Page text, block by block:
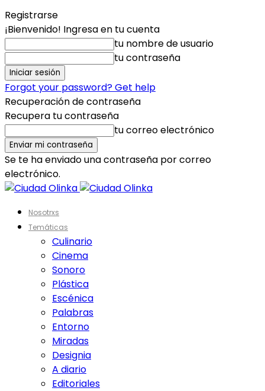
Registrarse
¡Bienvenido! Ingresa en tu cuenta
tu nombre de usuario
tu contraseña
Forgot your password? Get help
Recuperación de contraseña
Recupera tu contraseña
tu correo electrónico
Se te ha enviado una contraseña por correo
electrónico.
Nosotrxs
Temáticas
Culinario
Cinema
Sonoro
Plástica
Escénica
Palabras
Entorno
Miradas
Designia
A diario
Editoriales